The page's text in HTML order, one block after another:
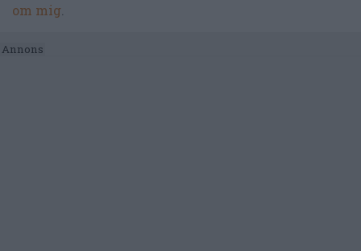
om mig